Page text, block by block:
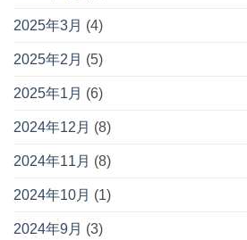
2025年3月 (4)
2025年2月 (5)
2025年1月 (6)
2024年12月 (8)
2024年11月 (8)
2024年10月 (1)
2024年9月 (3)